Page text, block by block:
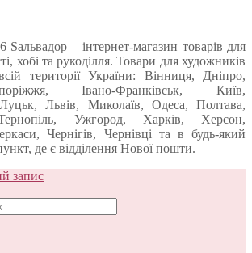
– інтернет-магазин товарів для
хобі та рукоділля. Товари для художників
території України: Вінниця, Дніпро,
Івано-Франківськ, Київ,
Львів, Миколаїв, Одеса, Полтава,
Ужгород, Харків, Херсон,
Чернігів, Чернівці та в будь-який
де є відділення Нової пошти.
запис